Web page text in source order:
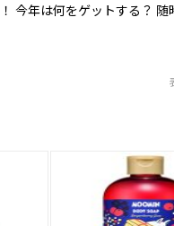
今年は何をゲットする？